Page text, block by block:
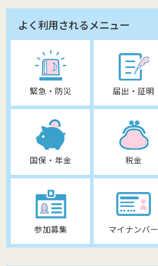
よく利用されるメニュー
緊急・防災 届出・証明
国保・年金 税金
参加募集 マイナンバー